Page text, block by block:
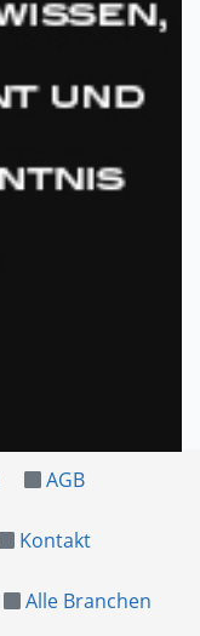
AGB
Kontakt
Alle Branchen